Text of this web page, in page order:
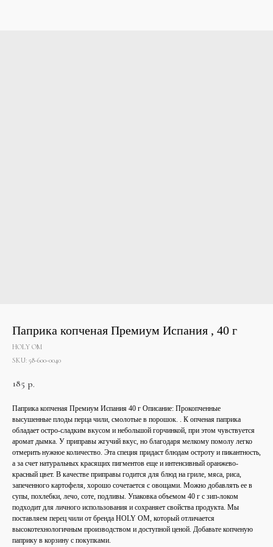
Паприка копченая Премиум Испания , 40 г
HOLY OM
SKU: 58-600-0040
185 р.
Паприка копченая Премиум Испания 40 г Описание: Прокопченные
высушенные плоды перца чили, смолотые в порошок. . К опченая паприка
обладает остро-сладким вкусом и небольшой горчинкой, при этом чувствуется
аромат дымка. У приправы жгучий вкус, но благодаря мелкому помолу легко
отмерить нужное количество. Эта специя придаст блюдам остроту и пикантность,
а за счет натуральных красящих пигментов еще и интенсивный оранжево-
красный цвет. В качестве приправы годится для блюд на гриле, мяса, риса,
запеченного картофеля, хорошо сочетается с овощами. Можно добавлять ее в
супы, похлебки, лечо, соте, подливы. Упаковка объемом 40 г с зип-локом
подходит для личного использования и сохраняет свойства продукта. Мы
поставляем перец чили от бренда HOLY OM, который отличается
высокотехнологичным производством и доступной ценой. Добавьте копченую
паприку в корзину с покупками.